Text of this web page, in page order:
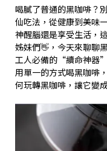
喝膩了普通的黑咖啡？
仙吃法，從健康到美味
神醒腦還是享受生活，
姊妹們👋，今天來聊聊
工人必備的“續命神器
用單一的方式喝黑咖啡
何玩轉黑咖啡，讓它變